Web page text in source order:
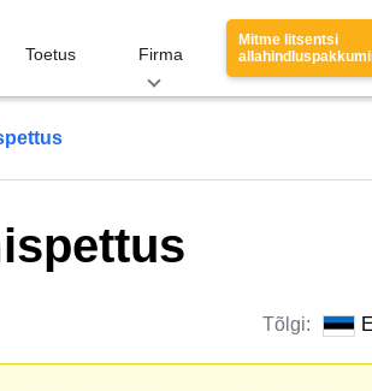
Toetus Firma
Mitme litsentsi
Tõlgi: